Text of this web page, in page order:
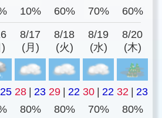
10% 60% 70% 60%
8/17
(月)
8/18
(火)
8/19
(水)
8/20
(木)
25 28 | 23 29 | 22 30 | 22 32 | 23
80% 80% 70%
80%